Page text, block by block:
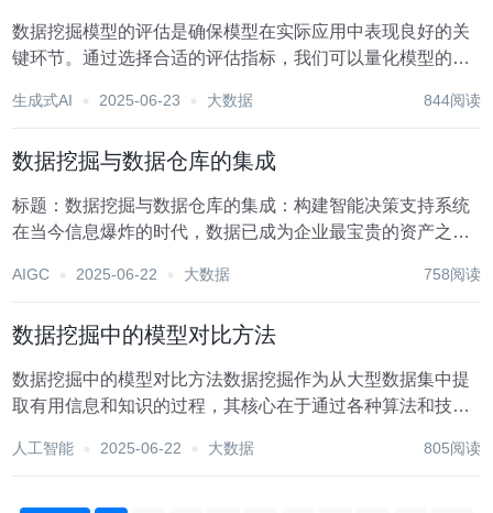
数据挖掘模型的评估是确保模型在实际应用中表现良好的关
键环节。通过选择合适的评估指标，我们可以量化模型的性
及的任务类型多样，包括分类、回归、聚类、关联规则挖掘
生成式AI 2025-06-23 大数据 844阅读
数据挖掘与数据仓库的集成
标题：数据挖掘与数据仓库的集成：构建智能决策支持系统
在当今信息爆炸的时代，数据已成为企业最宝贵的资产之
业务决策，是企业持续发展和竞争优势构建的关键。数据挖
AIGC 2025-06-22 大数据 758阅读
数据挖掘中的模型对比方法
数据挖掘中的模型对比方法数据挖掘作为从大型数据集中提
取有用信息和知识的过程，其核心在于通过各种算法和技术
的内在规律，预测未来的趋势，以及发现潜在的商业机会或
人工智能 2025-06-22 大数据 805阅读